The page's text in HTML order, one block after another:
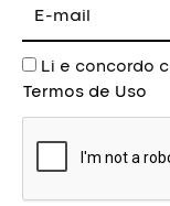
mail
AceiteLi e concordo
Termos de Uso